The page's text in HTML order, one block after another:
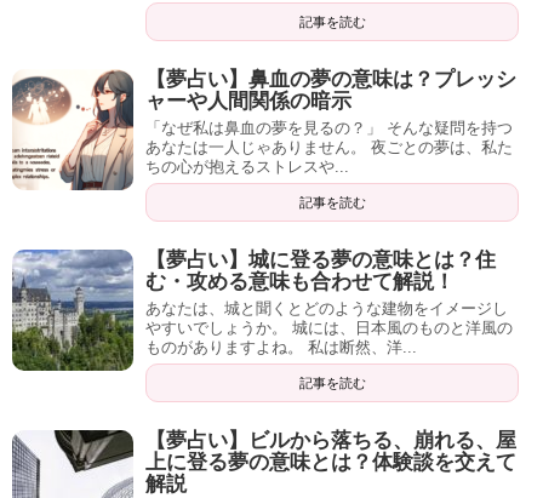
記事を読む
【夢占い】鼻血の夢の意味は？プレッシ
ャーや人間関係の暗示
「なぜ私は鼻血の夢を見るの？」 そんな疑問を持つ
あなたは一人じゃありません。 夜ごとの夢は、私た
ちの心が抱えるストレスや...
記事を読む
【夢占い】城に登る夢の意味とは？住
む・攻める意味も合わせて解説！
あなたは、城と聞くとどのような建物をイメージし
やすいでしょうか。 城には、日本風のものと洋風の
ものがありますよね。 私は断然、洋...
記事を読む
【夢占い】ビルから落ちる、崩れる、屋
上に登る夢の意味とは？体験談を交えて
解説